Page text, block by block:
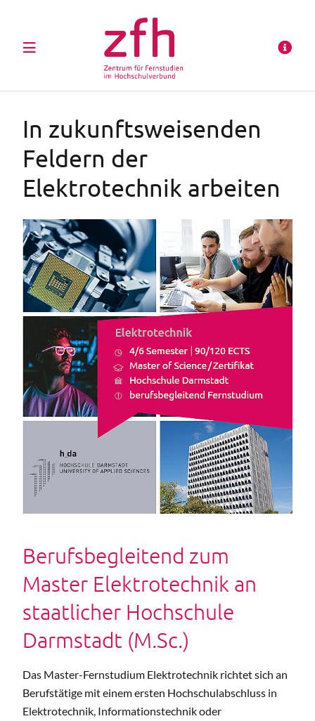
In zukunftsweisenden
Feldern der
Elektrotechnik arbeiten
Berufsbegleitend zum
Master Elektrotechnik an
staatlicher Hochschule
Darmstadt (M.Sc.)
Das Master-Fernstudium Elektrotechnik richtet sich an
Berufstätige mit einem ersten Hochschulabschluss in
Elektrotechnik, Informationstechnik oder